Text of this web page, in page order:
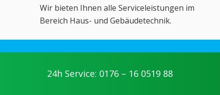
Wir bieten Ihnen alle Serviceleistungen im
Bereich Haus- und Gebäudetechnik.
24h Service: 0176 – 16 0519 88